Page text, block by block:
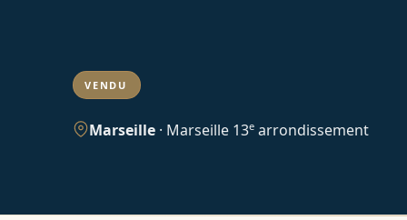
VENDU
Marseille · Marseille 13e arrondissement